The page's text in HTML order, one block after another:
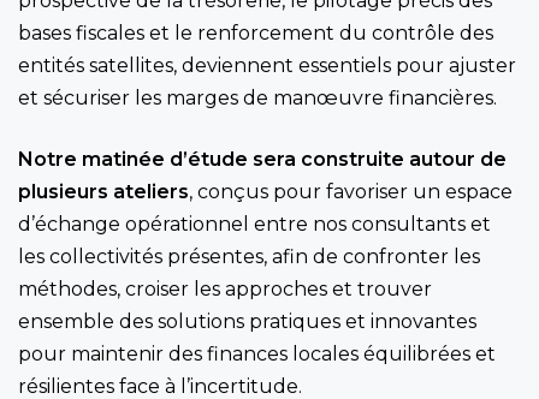
bases fiscales et le renforcement du contrôle des
entités satellites, deviennent essentiels pour ajuster
et sécuriser les marges de manœuvre financières.
Notre matinée d’étude sera construite autour de
plusieurs ateliers, conçus pour favoriser un espace
d’échange opérationnel entre nos consultants et
les collectivités présentes, afin de confronter les
méthodes, croiser les approches et trouver
ensemble des solutions pratiques et innovantes
pour maintenir des finances locales équilibrées et
résilientes face à l’incertitude.